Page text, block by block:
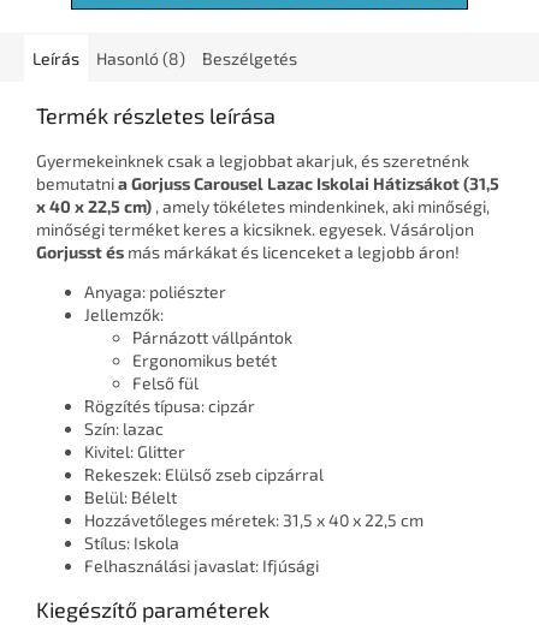
Leírás Hasonló (8) Beszélgetés
Termék részletes leírása
Gyermekeinknek csak a legjobbat akarjuk, és szeretnénk
bemutatnia Gorjuss Carousel Lazac Iskolai Hátizsákot (31,5
x 40 x 22,5 cm) , amely tökéletes mindenkinek, aki minőségi,
minőségi terméket keres a kicsiknek. egyesek. Vásároljon
Gorjusst és más márkákat és licenceket a legjobb áron!
Anyaga: poliészter
Jellemzők:
Párnázott vállpántok
Ergonomikus betét
Felső fül
Rögzítés típusa: cipzár
Szín: lazac
Kivitel: Glitter
Rekeszek: Elülső zseb cipzárral
Belül: Bélelt
Hozzávetőleges méretek: 31,5 x 40 x 22,5 cm
Stílus: Iskola
Felhasználási javaslat: Ifjúsági
Kiegészítő paraméterek